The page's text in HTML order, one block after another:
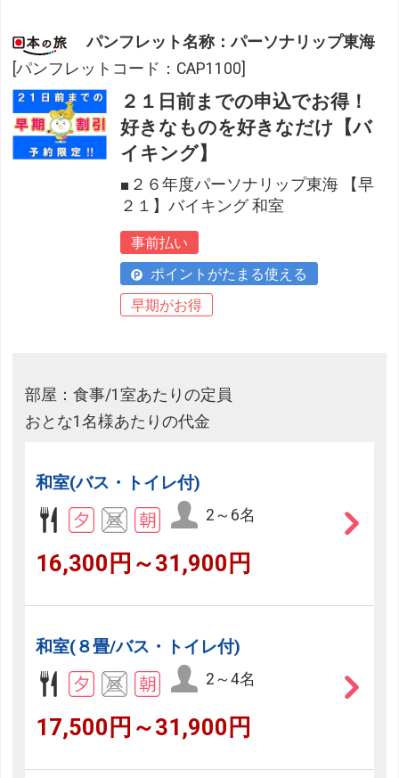
パンフレット名称：パーソナリップ東海
[パンフレットコード：CAP1100]
２１日前までの申込でお得！
好きなものを好きなだけ【バ
イキング】
■２６年度パーソナリップ東海 【早
２１】バイキング 和室
事前払い
ポイントがたまる使える
早期がお得
部屋：食事/1室あたりの定員
おとな1名様あたりの代金
和室(バス・トイレ付)
2～6名
16,300円～31,900円
和室(８畳/バス・トイレ付)
2～4名
17,500円～31,900円